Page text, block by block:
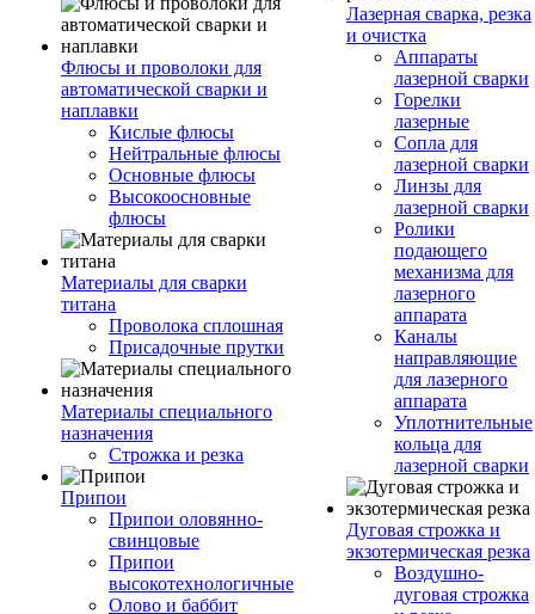
Флюсы и проволоки для
автоматической сварки и
наплавки
Кислые флюсы
Нейтральные флюсы
Основные флюсы
Высокоосновные
флюсы
Материалы для сварки
титана
Проволока сплошная
Присадочные прутки
Материалы специального
назначения
Строжка и резка
Припои
Припои оловянно-
свинцовые
Припои
высокотехнологичные
Олово и баббит
Лазерная сварка, резка
и очистка
Аппараты
лазерной сварки
Горелки
лазерные
Сопла для
лазерной сварки
Линзы для
лазерной сварки
Ролики
подающего
механизма для
лазерного
аппарата
Каналы
направляющие
для лазерного
аппарата
Уплотнительные
кольца для
лазерной сварки
Дуговая строжка и
экзотермическая резка
Воздушно-
дуговая строжка